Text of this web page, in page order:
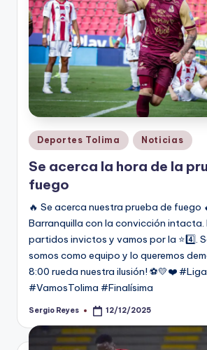
Publicado
en
Deportes Tolima Noticias
Se acerca la hora de la
fuego
🔥 Se acerca nuestra prueba de fuego
Barranquilla con la convicción intacta.
partidos invictos y vamos por la ⭐️4️⃣.
somos como equipo y lo queremos
8:00 rueda nuestra ilusión! ⚽💛❤️
#VamosTolima #Finalísima
Publicado
Sergio Reyes 12/12/2025